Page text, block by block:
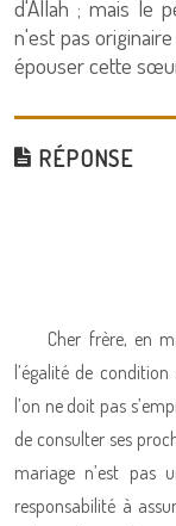
d'Allah ; mais le
n'est pas
épouser cette
RÉPONSE
Cher frère, en
l’égalité de
l’on ne doit pas
de consulter ses
mariage n’est pas
responsabilité à